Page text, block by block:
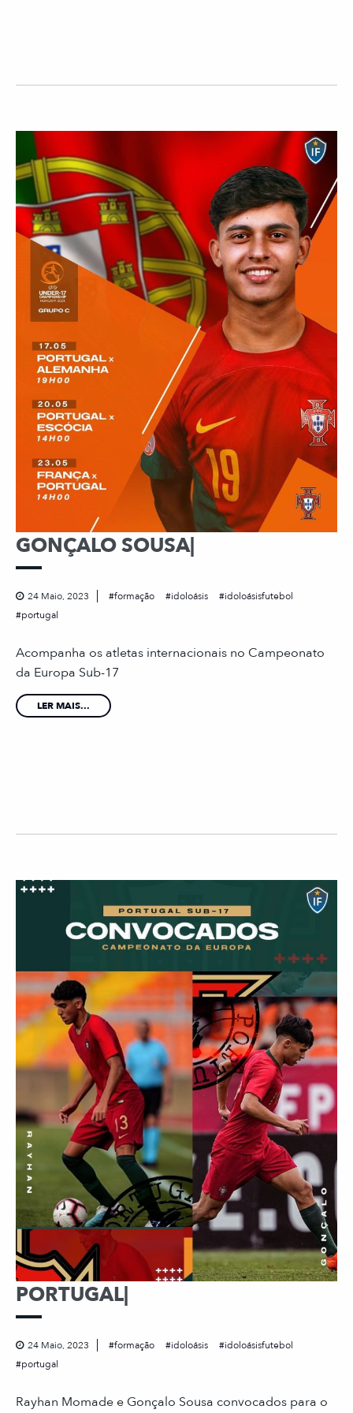
GONÇALO SOUSA|
24 Maio, 2023 formação idoloásis
idoloásisfutebol
portugal
Acompanha os atletas internacionais no Campeonato
da Europa Sub-17
LER MAIS...
PORTUGAL|
24 Maio, 2023 formação idoloásis
idoloásisfutebol
portugal
Rayhan Momade e Gonçalo Sousa convocados para o